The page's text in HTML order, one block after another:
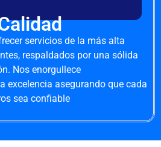
servicios de la más alta
respaldados por una sólida
Nos enorgullece
excelencia asegurando que cada
sea confiable